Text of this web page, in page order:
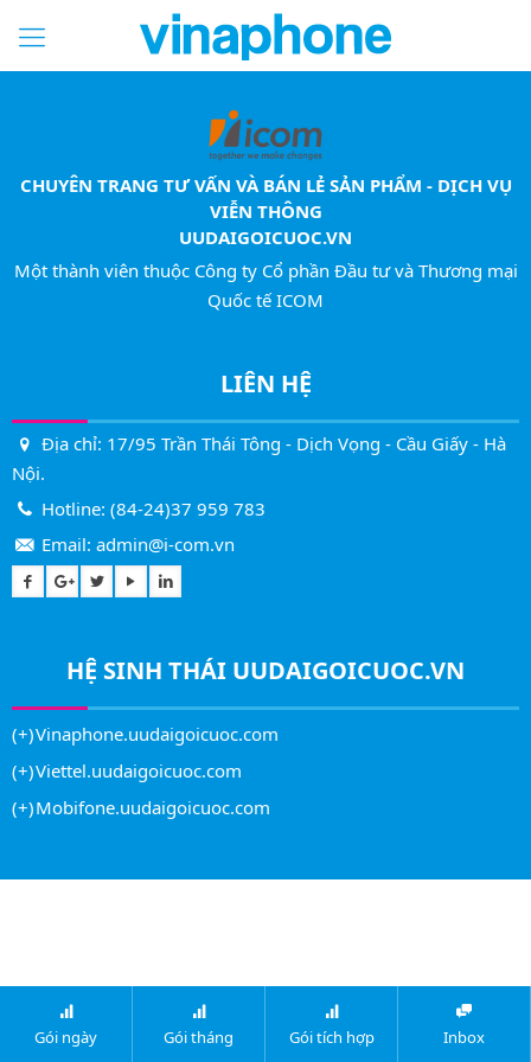
CHUYÊN TRANG TƯ VẤN VÀ BÁN LẺ SẢN PHẨM - DỊCH VỤ
VIỄN THÔNG
UUDAIGOICUOC.VN
Một thành viên thuộc Công ty Cổ phần Đầu tư và Thương mại
Quốc tế ICOM
LIÊN HỆ
Địa chỉ: 17/95 Trần Thái Tông - Dịch Vọng - Cầu Giấy - Hà
Nội.
Hotline: (84-24)37 959 783
Email: admin@i-com.vn
HỆ SINH THÁI UUDAIGOICUOC.VN
Vinaphone.uudaigoicuoc.com
Viettel.uudaigoicuoc.com
Mobifone.uudaigoicuoc.com
Gói ngày Gói tháng Gói tích hợp Inbox